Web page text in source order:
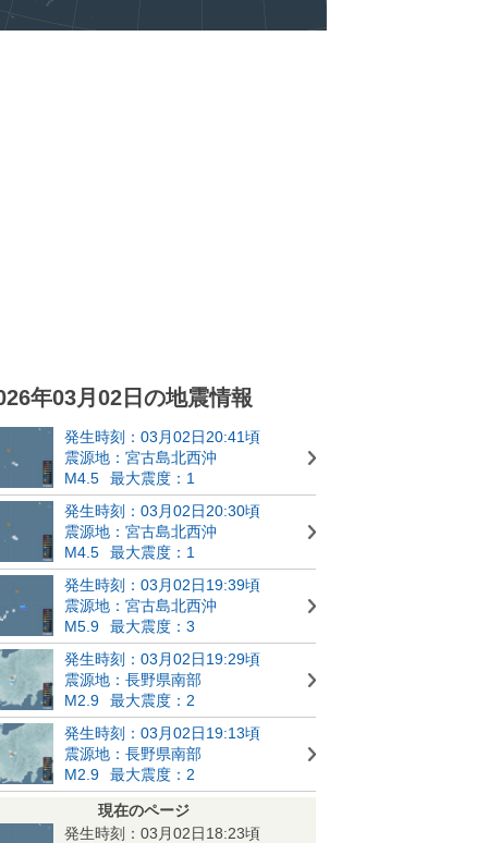
年03月02日の地震情報
発生時刻：03月02日20:41頃
震源地：宮古島北西沖
M4.5
最大震度：1
発生時刻：03月02日20:30頃
震源地：宮古島北西沖
M4.5
最大震度：1
発生時刻：03月02日19:39頃
震源地：宮古島北西沖
M5.9
最大震度：3
発生時刻：03月02日19:29頃
震源地：長野県南部
M2.9
最大震度：2
発生時刻：03月02日19:13頃
震源地：長野県南部
M2.9
最大震度：2
現在のページ
発生時刻：03月02日18:23頃